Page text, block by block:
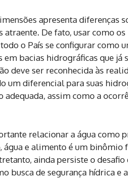
apresenta diferenças
atraente. De fato, usar como
o País se configurar como
bacias hidrográficas que já
deve ser reconhecida às
um diferencial para suas
adequada, assim como a
relacionar a água como
água e alimento é um
ainda persiste o
busca de segurança hídrica